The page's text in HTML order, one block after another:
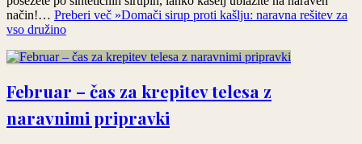
način!… Preberi več »Domači sirup proti kašlju: naravna rešitev za
vso družino
Februar – čas za krepitev telesa z
naravnimi pripravki